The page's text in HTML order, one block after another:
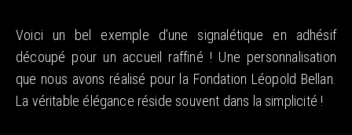
Voici un bel exemple d’une signalétique en adhésif
découpé pour un accueil raffiné ! Une personnalisation
que nous avons réalisé pour la Fondation Léopold Bellan.
La véritable élégance réside souvent dans la simplicité !